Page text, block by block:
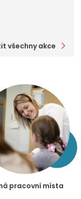
všechny akce
pracovní místa